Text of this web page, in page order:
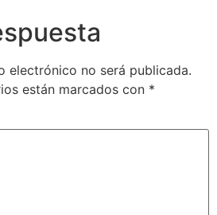
electrónico no será publicada.
están marcados con *